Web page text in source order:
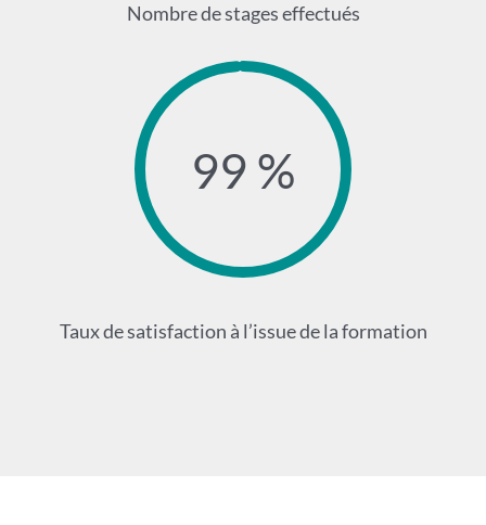
Nombre de stages effectués
99 %
Taux de satisfaction à l’issue de la formation